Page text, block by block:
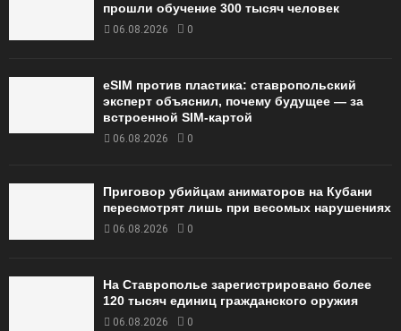
прошли обучение 300 тысяч человек
06.08.2026 0
eSIM против пластика: ставропольский
эксперт объяснил, почему будущее — за
встроенной SIM-картой
06.08.2026 0
Приговор убийцам аниматоров на Кубани
пересмотрят лишь при весомых нарушениях
06.08.2026 0
На Ставрополье зарегистрировано более
120 тысяч единиц гражданского оружия
06.08.2026 0